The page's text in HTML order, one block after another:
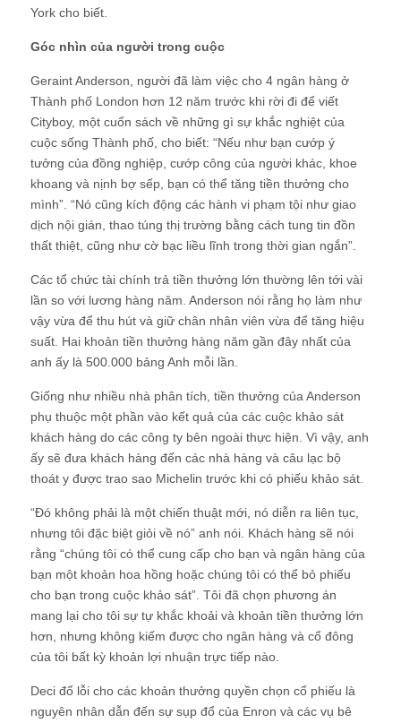
York cho biết.
Góc nhìn của người trong cuộc
Geraint Anderson, người đã làm việc cho 4 ngân hàng ở
Thành phố London hơn 12 năm trước khi rời đi để viết
Cityboy, một cuốn sách về những gì sự khắc nghiệt của
cuộc sống Thành phố, cho biết: “Nếu như bạn cướp ý
tưởng của đồng nghiệp, cướp công của người khác, khoe
khoang và nịnh bợ sếp, bạn có thể tăng tiền thưởng cho
mình”. “Nó cũng kích động các hành vi phạm tội như giao
dịch nội gián, thao túng thị trường bằng cách tung tin đồn
thất thiệt, cũng như cờ bạc liều lĩnh trong thời gian ngắn”.
Các tổ chức tài chính trả tiền thưởng lớn thường lên tới vài
lần so với lương hàng năm. Anderson nói rằng họ làm như
vậy vừa để thu hút và giữ chân nhân viên vừa để tăng hiệu
suất. Hai khoản tiền thưởng hàng năm gần đây nhất của
anh ấy là 500.000 bảng Anh mỗi lần.
Giống như nhiều nhà phân tích, tiền thưởng của Anderson
phụ thuộc một phần vào kết quả của các cuộc khảo sát
khách hàng do các công ty bên ngoài thực hiện. Vì vậy, anh
ấy sẽ đưa khách hàng đến các nhà hàng và câu lạc bộ
thoát y được trao sao Michelin trước khi có phiếu khảo sát.
“Đó không phải là một chiến thuật mới, nó diễn ra liên tục,
nhưng tôi đặc biệt giỏi về nó” anh nói. Khách hàng sẽ nói
rằng “chúng tôi có thể cung cấp cho bạn và ngân hàng của
bạn một khoản hoa hồng hoặc chúng tôi có thể bỏ phiếu
cho bạn trong cuộc khảo sát”. Tôi đã chọn phương án
mang lại cho tôi sự tự khắc khoải và khoản tiền thưởng lớn
hơn, nhưng không kiếm được cho ngân hàng và cổ đông
của tôi bất kỳ khoản lợi nhuận trực tiếp nào.
Deci đổ lỗi cho các khoản thưởng quyền chọn cổ phiếu là
nguyên nhân dẫn đến sự sụp đổ của Enron và các vụ bê